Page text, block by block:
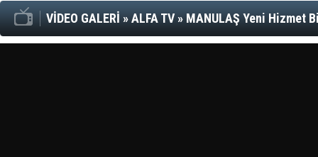
Trafiği
VİDEO GALERİ »ALFA TV» MANULAŞ Yeni Hizmet